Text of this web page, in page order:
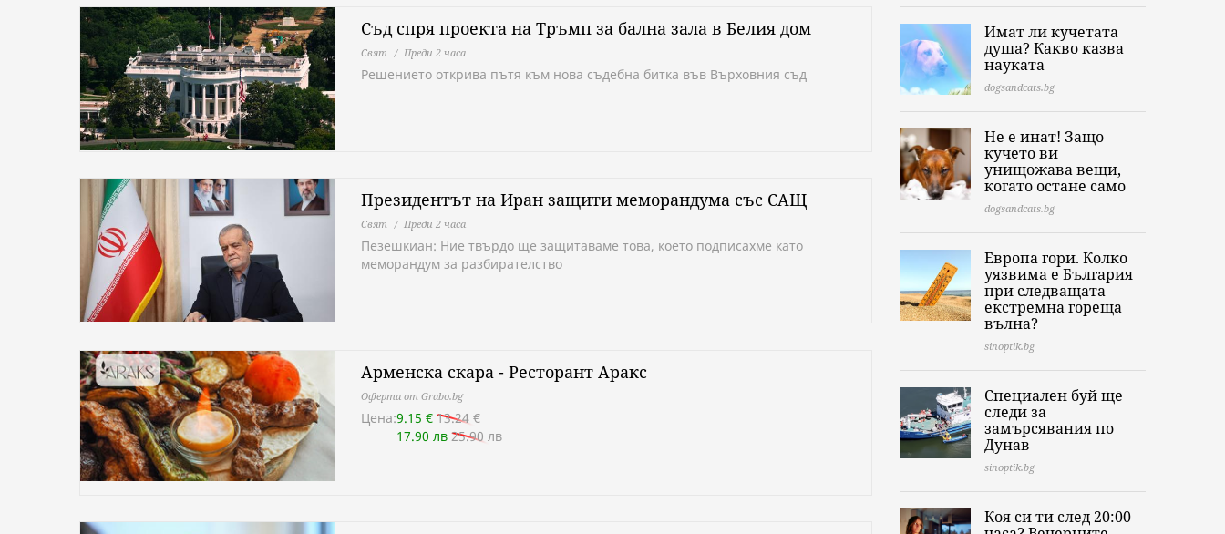
Съд спря проекта на Тръмп за бална зала в Белия дом
Свят Преди 2 часа
Решението открива пътя към нова съдебна битка във Върховния съд
Президентът на Иран защити меморандума със САЩ
Свят Преди 2 часа
Пезешкиан: Ние твърдо ще защитаваме това, което подписахме като
меморандум за разбирателство
Арменска скара - Ресторант Аракс
Оферта от Grabo.bg
Цена:9.15 € 13.24 €
17.90 лв 25.90 лв
Имат ли кучетата
душа? Какво казва
науката
dogsandcats.bg
Не е инат! Защо
кучето ви
унищожава вещи,
когато остане само
dogsandcats.bg
Европа гори. Колко
уязвима е България
при следващата
екстремна гореща
вълна?
sinoptik.bg
Специален буй ще
следи за
замърсявания по
Дунав
sinoptik.bg
Коя си ти след 20:00